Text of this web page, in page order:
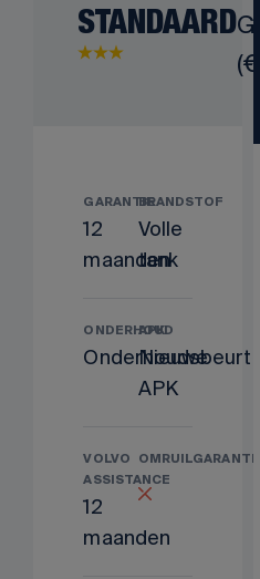
STANDAARD
(€
GARANTIE
12
maanden
BRANDSTOF
Volle
tank
ONDERHOUD
Onderhoudsbeurt
APK
Nieuwe
APK
VOLVO
ASSISTANCE
12
maanden
OMRUILGARANTIE